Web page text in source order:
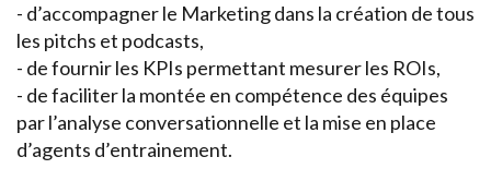
- d’accompagner le Marketing dans la création de tous
les pitchs et podcasts,
- de fournir les KPIs permettant mesurer les ROIs,
- de faciliter la montée en compétence des équipes
par l’analyse conversationnelle et la mise en place
d’agents d’entrainement.